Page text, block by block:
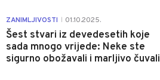
ZANIMLJIVOSTI 01.10.2025.
Šest stvari iz devedesetih koje
sada mnogo vrijede: Neke ste
sigurno obožavali i marljivo čuvali